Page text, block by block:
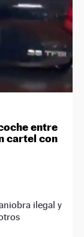
entre
cartel con
ilegal y